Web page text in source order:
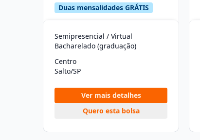
Duas mensalidades GRÁTIS
Semipresencial / Virtual
Bacharelado (graduação)
Centro
Salto/SP
Ver mais detalhes
Quero esta bolsa